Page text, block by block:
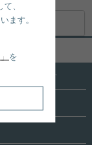
店で承ります
、
ます。
を